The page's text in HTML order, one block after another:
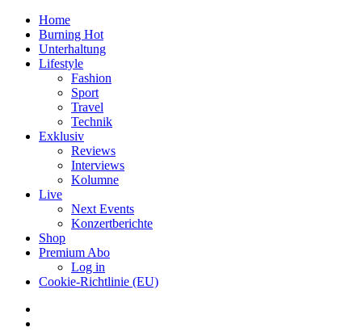
Home
Burning Hot
Unterhaltung
Lifestyle
Fashion
Sport
Travel
Technik
Exklusiv
Reviews
Interviews
Kolumne
Live
Next Events
Konzertberichte
Shop
Premium Abo
Log in
Cookie-Richtlinie (EU)